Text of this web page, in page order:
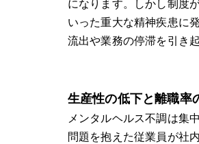
いった重大な精神疾患に
流出や業務の停滞を引き
生産性の低下と離職率
メンタルヘルス不調は集
問題を抱えた従業員が社